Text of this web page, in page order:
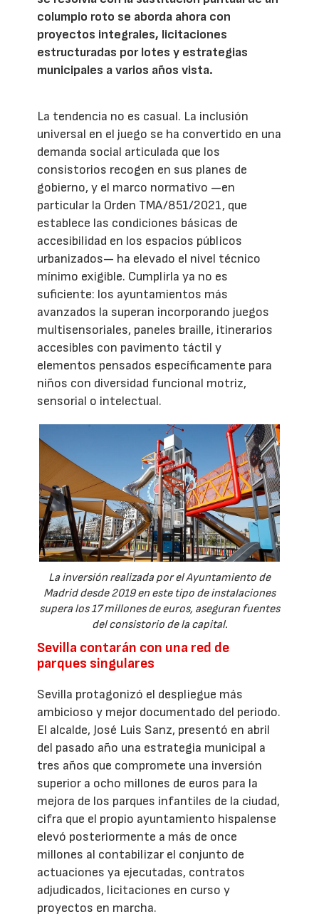
columpio roto se aborda ahora con
proyectos integrales, licitaciones
estructuradas por lotes y estrategias
municipales a varios años vista.
La tendencia no es casual. La inclusión
universal en el juego se ha convertido en una
demanda social articulada que los
consistorios recogen en sus planes de
gobierno, y el marco normativo —en
particular la Orden TMA/851/2021, que
establece las condiciones básicas de
accesibilidad en los espacios públicos
urbanizados— ha elevado el nivel técnico
mínimo exigible. Cumplirla ya no es
suficiente: los ayuntamientos más
avanzados la superan incorporando juegos
multisensoriales, paneles braille, itinerarios
accesibles con pavimento táctil y
elementos pensados específicamente para
niños con diversidad funcional motriz,
sensorial o intelectual.
La inversión realizada por el Ayuntamiento de
Madrid desde 2019 en este tipo de instalaciones
supera los 17 millones de euros, aseguran fuentes
del consistorio de la capital.
Sevilla contarán con una red de
parques singulares
Sevilla protagonizó el despliegue más
ambicioso y mejor documentado del periodo.
El alcalde, José Luis Sanz, presentó en abril
del pasado año una estrategia municipal a
tres años que compromete una inversión
superior a ocho millones de euros para la
mejora de los parques infantiles de la ciudad,
cifra que el propio ayuntamiento hispalense
elevó posteriormente a más de once
millones al contabilizar el conjunto de
actuaciones ya ejecutadas, contratos
adjudicados, licitaciones en curso y
proyectos en marcha.